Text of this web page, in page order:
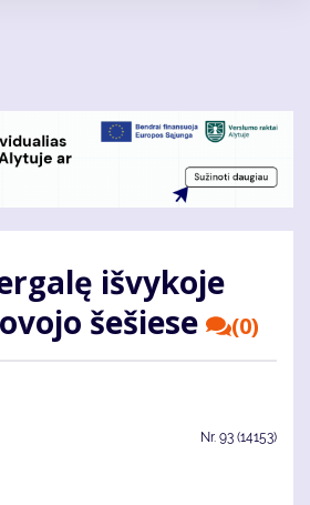
išvykoje
šešiese
(0)
Nr. 93 (14153)